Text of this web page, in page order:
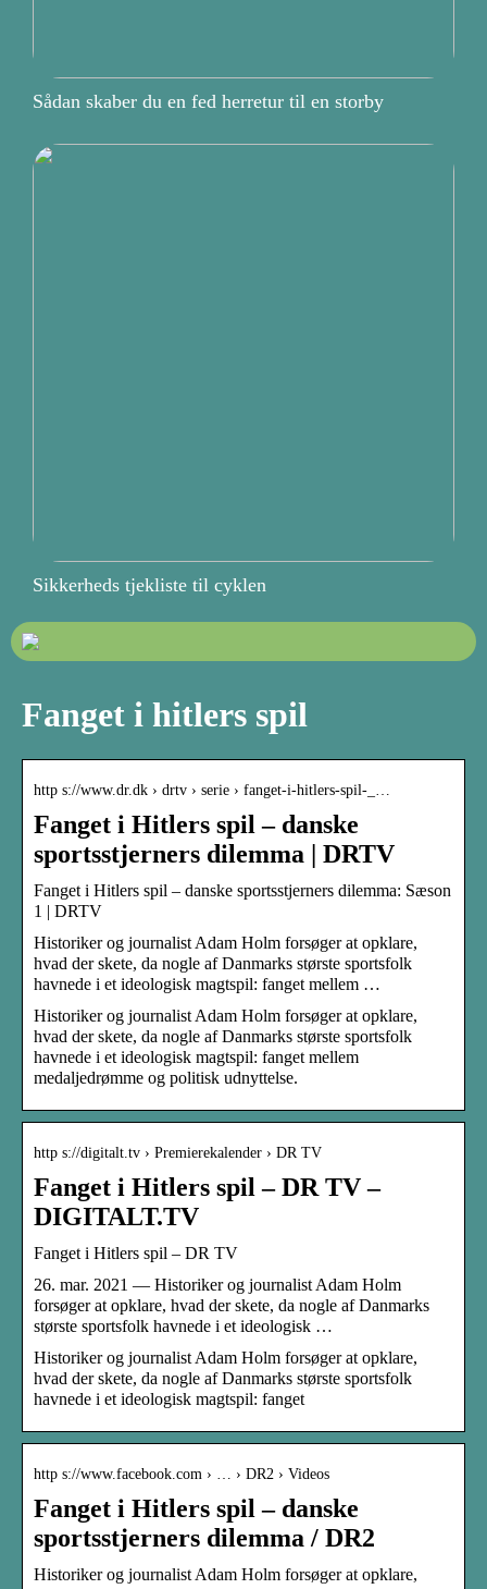
Sådan skaber du en fed herretur til en storby
Sikkerheds tjekliste til cyklen
Fanget i hitlers spil
http s://www.dr.dk › drtv › serie › fanget-i-hitlers-spil-_…
Fanget i Hitlers spil – danske
sportsstjerners dilemma | DRTV
Fanget i Hitlers spil – danske sportsstjerners dilemma: Sæson
1 | DRTV
Historiker og journalist Adam Holm forsøger at opklare,
hvad der skete, da nogle af Danmarks største sportsfolk
havnede i et ideologisk magtspil: fanget mellem …
Historiker og journalist Adam Holm forsøger at opklare,
hvad der skete, da nogle af Danmarks største sportsfolk
havnede i et ideologisk magtspil: fanget mellem
medaljedrømme og politisk udnyttelse.
http s://digitalt.tv › Premierekalender › DR TV
Fanget i Hitlers spil – DR TV –
DIGITALT.TV
Fanget i Hitlers spil – DR TV
26. mar. 2021 — Historiker og journalist Adam Holm
forsøger at opklare, hvad der skete, da nogle af Danmarks
største sportsfolk havnede i et ideologisk …
Historiker og journalist Adam Holm forsøger at opklare,
hvad der skete, da nogle af Danmarks største sportsfolk
havnede i et ideologisk magtspil: fanget
http s://www.facebook.com › … › DR2 › Videos
Fanget i Hitlers spil – danske
sportsstjerners dilemma / DR2
Historiker og journalist Adam Holm forsøger at opklare,